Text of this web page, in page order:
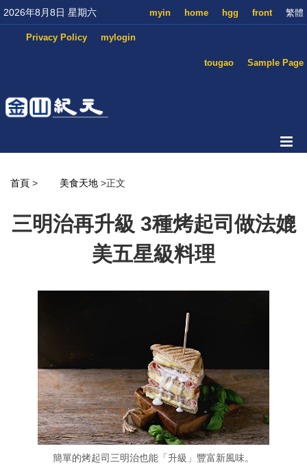
2026年8月8日 星期六 繁體
front
hgg
home
myin
mylogin
Privacy Policy
Sample Page
tougao
首頁 > 美食天地 >正文
三明治再升級 3種烤起司做法媲
美五星級料理
簡單的烤起司三明治也能「升級」豐富新風味。